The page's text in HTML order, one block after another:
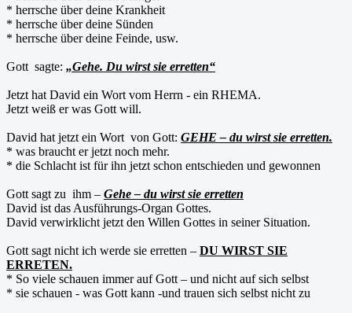
* herrsche über deine Krankheit
* herrsche über deine Sünden
* herrsche über deine Feinde, usw.
Gott sagte: „Gehe. Du wirst sie erretten“
Jetzt hat David ein Wort vom Herrn - ein RHEMA.
Jetzt weiß er was Gott will.
David hat jetzt ein Wort von Gott: GEHE – du wirst sie erretten.
* was braucht er jetzt noch mehr.
* die Schlacht ist für ihn jetzt schon entschieden und gewonnen
Gott sagt zu ihm – Gehe – du wirst sie erretten
David ist das Ausführungs-Organ Gottes.
David verwirklicht jetzt den Willen Gottes in seiner Situation.
Gott sagt nicht ich werde sie erretten – DU WIRST SIE
ERRETEN.
* So viele schauen immer auf Gott – und nicht auf sich selbst
* sie schauen - was Gott kann -und trauen sich selbst nicht zu